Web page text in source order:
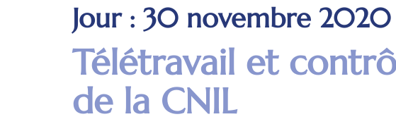
Jour : 30 novembre 2020
Télétravail et
de la CNIL